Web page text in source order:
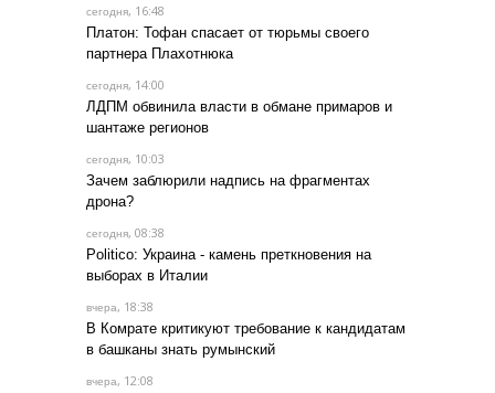
сегодня, 16:48
Платон: Тофан спасает от тюрьмы своего
партнера Плахотнюка
сегодня, 14:00
ЛДПМ обвинила власти в обмане примаров и
шантаже регионов
сегодня, 10:03
Зачем заблюрили надпись на фрагментах
дрона?
сегодня, 08:38
Politico: Украина - камень преткновения на
выборах в Италии
вчера, 18:38
В Комрате критикуют требование к кандидатам
в башканы знать румынский
вчера, 12:08